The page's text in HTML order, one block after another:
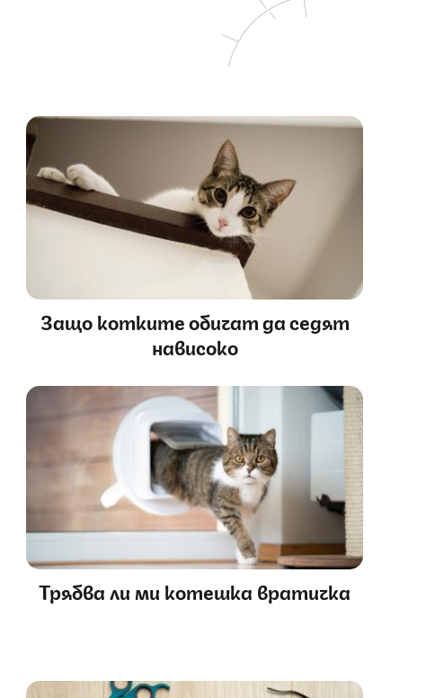
Защо котките обичат да седят
нависоко
Трябва ли ми котешка вратичка